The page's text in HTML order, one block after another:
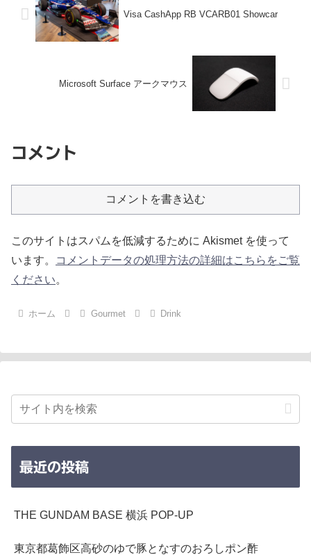
Visa CashApp RB VCARB01 Showcar
Microsoft Surface アークマウス
コメント
コメントを書き込む
このサイトはスパムを低減するために Akismet を使って
います。
コメントデータの処理方法の詳細はこちらをご覧
ください。
ホーム Gourmet Drink
最近の投稿
THE GUNDAM BASE 横浜 POP-UP
東京都葛飾区高砂のゆで豚となすのおろしポン酢